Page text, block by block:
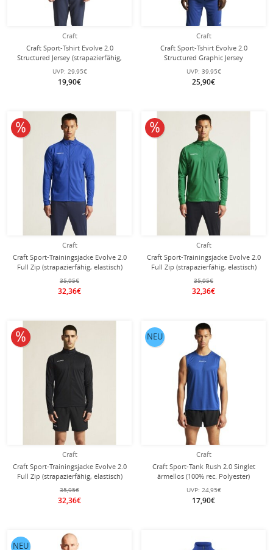
Craft
Craft Sport-Tshirt Evolve 2.0
Structured Jersey (strapazierfähig,
leicht) rot Herren
UVP: 29,95€
19,90€
Craft
Craft Sport-Tshirt Evolve 2.0
Structured Graphic Jersey
(elastisches Material)
cobaltblau/weiss Herren
UVP: 39,95€
25,90€
Craft
Craft Sport-Trainingsjacke Evolve 2.0
Full Zip (strapazierfähig, elastisch)
kobaltblau Herren
35,95€
32,36€
10% reduziert
Craft
Craft Sport-Trainingsjacke Evolve 2.0
Full Zip (strapazierfähig, elastisch)
grün Herren
35,95€
32,36€
10% reduziert
Craft
Craft Sport-Trainingsjacke Evolve 2.0
Full Zip (strapazierfähig, elastisch)
schwarz Herren
35,95€
32,36€
10% reduziert
Craft
Craft Sport-Tank Rush 2.0 Singlet
ärmellos (100% rec. Polyester)
kobaltblau Herren
UVP: 24,95€
17,90€
NEU
NEU